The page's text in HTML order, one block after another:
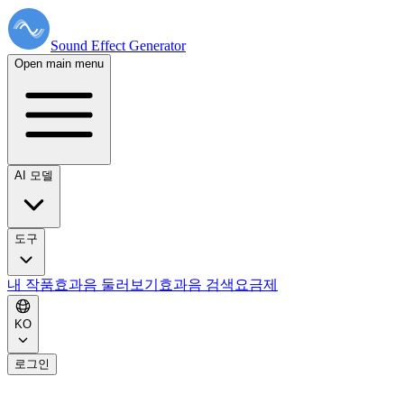
Sound Effect Generator
Open main menu
AI 모델
도구
내 작품효과음 둘러보기 효과음 검색 요금제
KO
로그인